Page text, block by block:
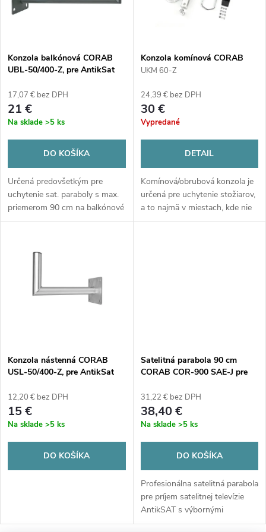
n
e
p
r
d
u
i
s
p
r
o
d
u
k
Konzola balkónová CORAB
UBL-50/400-Z, pre AntikSat
17,07 € bez DPH
21 €
Na sklade >5 ks
DO KOŠÍKA
Určená predovšetkým pre
uchytenie sat. paraboly s max.
priemerom 90 cm na balkónové
zábradlie alebo iný stožiar.
Konzola komínová CORAB
UKM 60-Z, pre AntikSat
UKM 60-Z
24,39 € bez DPH
30 €
Vypredané
DETAIL
Komínová/obrubová konzola je
určená pre uchytenie stožiarov,
a to najmä v miestach, kde nie
je možné vŕtať do
Konzola nástenná CORAB
USL-50/400-Z, pre AntikSat
12,20 € bez DPH
15 €
Na sklade >5 ks
DO KOŠÍKA
Satelitná parabola 90 cm
CORAB COR-900 SAE-J pre
31,22 € bez DPH
38,40 €
Na sklade >5 ks
DO KOŠÍKA
Profesionálna satelitná parabola
pre príjem satelitnej televízie
AntikSAT s výbornými
technickými parametrami s